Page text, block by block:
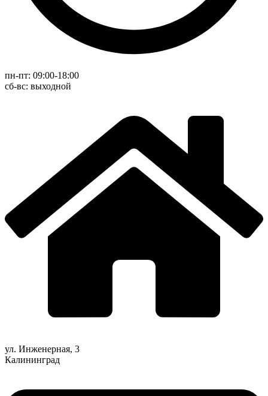
пн-пт: 09:00-18:00
cб-вс: выходной
ул. Инженерная, 3
Калининград